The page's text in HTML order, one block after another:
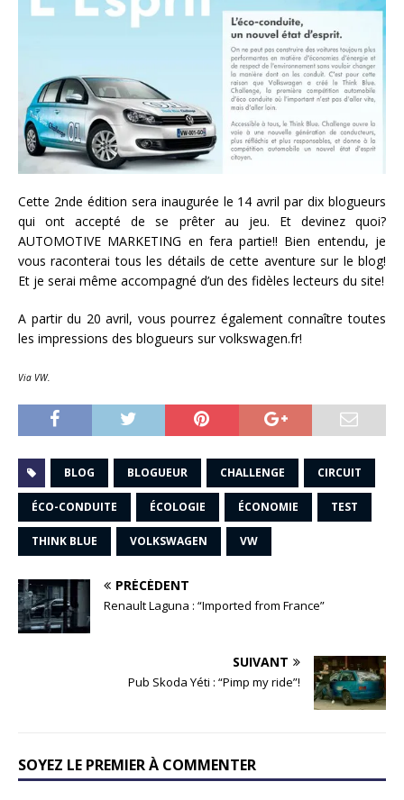
Cette 2nde édition sera inaugurée le 14 avril par dix blogueurs
qui ont accepté de se prêter au jeu. Et devinez quoi?
AUTOMOTIVE MARKETING en fera partie!! Bien entendu, je
vous raconterai tous les détails de cette aventure sur le blog!
Et je serai même accompagné d’un des fidèles lecteurs du site!
A partir du 20 avril, vous pourrez également connaître toutes
les impressions des blogueurs sur volkswagen.fr!
Via VW.
BLOG BLOGUEUR CHALLENGE CIRCUIT
ÉCO-CONDUITE ÉCOLOGIE ÉCONOMIE TEST
THINK BLUE VOLKSWAGEN VW
PRÉCÉDENT
Renault Laguna : “Imported from France”
SUIVANT
Pub Skoda Yéti : “Pimp my ride”!
SOYEZ LE PREMIER À COMMENTER